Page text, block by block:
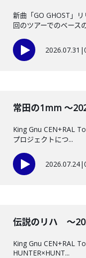
新曲「GO GHOST」
回のツアーでのベース
2026.07.31 |
常田の1mm ～
King Gnu CEN+RAL
プロジェクトにつ...
2026.07.24|
伝説のリハ ～
King Gnu CEN+RAL
HUNTER×HUNT...